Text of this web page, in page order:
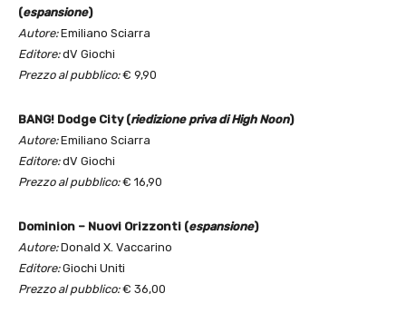
(espansione)
Autore:Emiliano Sciarra
Editore:dV Giochi
Prezzo al pubblico:€ 9,90
BANG! Dodge City (riedizione priva di High Noon)
Autore:Emiliano Sciarra
Editore:dV Giochi
Prezzo al pubblico:€ 16,90
Dominion – Nuovi Orizzonti (espansione)
Autore:Donald X. Vaccarino
Editore:Giochi Uniti
Prezzo al pubblico:€ 36,00